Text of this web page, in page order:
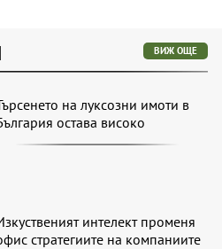
ВИЖ ОЩЕ
на луксозни имоти в
остава високо
интелект променя
стратегиите на компаниите